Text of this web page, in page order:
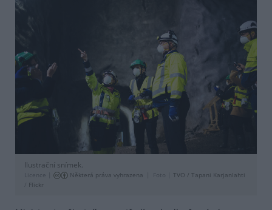
Ilustrační snímek.
Licence | Některá práva vyhrazena Foto |
TVO / Tapani Karjanlahti
Flickr